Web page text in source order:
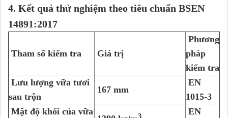
4. Kết quả thử nghiệm theo tiêu chuẩn BSEN
14891:2017
Tham số kiểm tra Giá trị
Phương
pháp
kiểm tra
Lưu lượng vữa tươi
sau trộn
167 mm
EN
1015-3
Mật độ khối của vữa
3 EN